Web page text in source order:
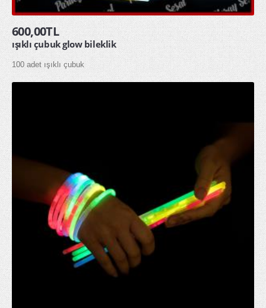
600,00TL
ışıklı çubuk glow bileklik
100 adet ışıklı çubuk